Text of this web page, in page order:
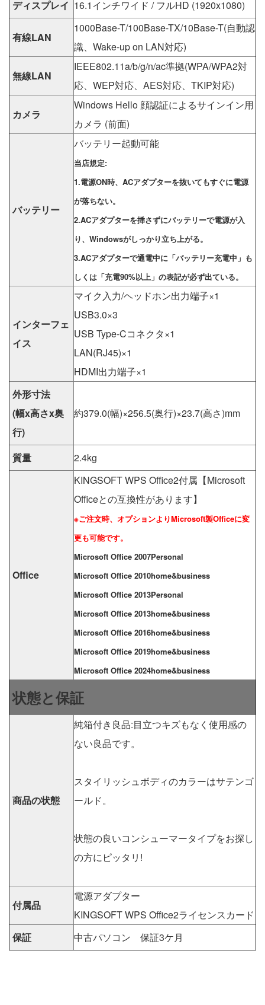
ディスプレイ 16.1インチワイド / フルHD (1920x1080)
有線LAN
1000Base-T/100Base-TX/10Base-T(自動認
識、Wake-up on LAN対応)
無線LAN
IEEE802.11a/b/g/n/ac準拠(WPA/WPA2対
応、WEP対応、AES対応、TKIP対応)
カメラ
Windows Hello 顔認証によるサインイン用
カメラ (前面)
バッテリー
バッテリー起動可能
当店規定:
1.電源ON時、ACアダプターを抜いてもすぐに電源
が落ちない。
2.ACアダプターを挿さずにバッテリーで電源が入
り、Windowsがしっかり立ち上がる。
3.ACアダプターで通電中に「バッテリー充電中」も
しくは「充電90%以上」の表記が必ず出ている。
インターフェ
イス
マイク入力/ヘッドホン出力端子×1
USB3.0×3
USB Type-Cコネクタ×1
LAN(RJ45)×1
HDMI出力端子×1
外形寸法
(幅x高さx奥
行)
約379.0(幅)×256.5(奥行)×23.7(高さ)mm
質量 2.4kg
Office
KINGSOFT WPS Office2付属【Microsoft
Officeとの互換性があります】
※ご注文時、オプションよりMicrosoft製Officeに変
更も可能です。
Microsoft Office 2007Personal
Microsoft Office 2010home&business
Microsoft Office 2013Personal
Microsoft Office 2013home&business
Microsoft Office 2016home&business
Microsoft Office 2019home&business
Microsoft Office 2024home&business
状態と保証
商品の状態
純箱付き良品:目立つキズもなく使用感の
ない良品です。
スタイリッシュボディのカラーはサテンゴ
ールド。
状態の良いコンシューマータイプをお探し
の方にピッタリ!
付属品
電源アダプター
KINGSOFT WPS Office2ライセンスカード
保証
中古パソコン 保証3ケ月